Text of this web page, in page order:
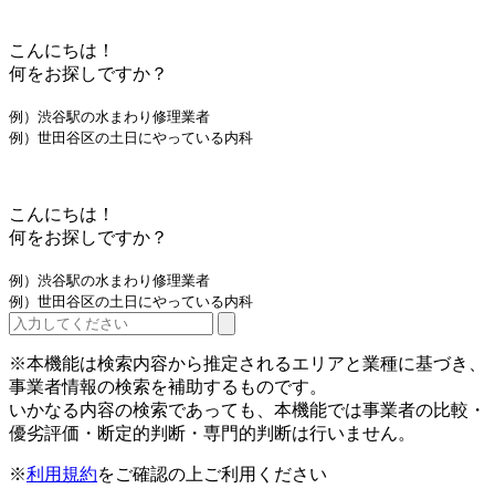
こんにちは！
何をお探しですか？
例）渋谷駅の水まわり修理業者
例）世田谷区の土日にやっている内科
こんにちは！
何をお探しですか？
例）渋谷駅の水まわり修理業者
例）世田谷区の土日にやっている内科
※本機能は検索内容から推定されるエリアと業種に基づき、
事業者情報の検索を補助するものです。
いかなる内容の検索であっても、本機能では事業者の比較・
優劣評価・断定的判断・専門的判断は行いません。
※利用規約をご確認の上ご利用ください